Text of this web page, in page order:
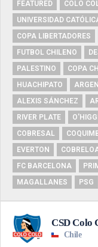
FEATURED COLO
UNIVERSIDAD
COPA LIBERTADORES
FUTBOL CHILENO
PALESTINO
COPA
HUACHIPATO
ALEXIS SÁNCHEZ
RIVER PLATE
COBRESAL
EVERTON
FC BARCELONA
MAGALLANES
PSG